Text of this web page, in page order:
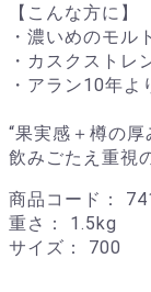
【こんな方に】
・濃いめのモル
・カスクストレ
・アラン10年
“果実感＋樽の厚
飲みごたえ重視
商品コード：
重さ： 1.5kg
サイズ： 700